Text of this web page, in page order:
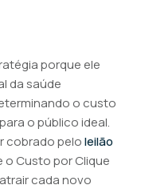
porque ele
da saúde
o custo
o público ideal.
cobrado peloleilão
o Custo por Clique
cada novo